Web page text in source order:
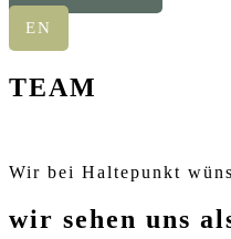
EN
TEAM
Wir bei Haltepunkt
wir sehen uns